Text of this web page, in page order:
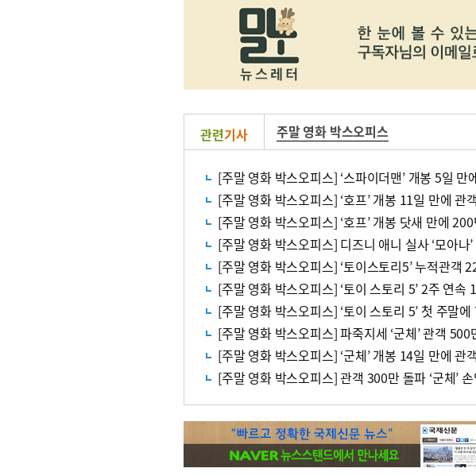
관련기사 주말 영화 박스오피스
[주말 영화 박스오피스] ‘토이스토리5’ 누적관객
[주말 영화 박스오피스] ‘토이 스토리 5’ 2주 연
[주말 영화 박스오피스] ‘토이 스토리 5’ 첫 주말